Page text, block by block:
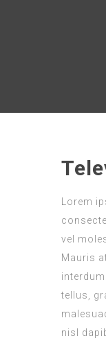
Lorem
vel
Mauris
tellus,
nisl